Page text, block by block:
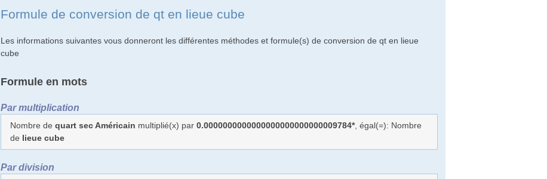
Formule de conversion de qt en lieue cube
Les informations suivantes vous donneront les différentes méthodes et formule(s) de conversion de qt en lieue
cube
Formule en mots
Par multiplication
Nombre dequart sec Américain multiplié(x) par0.0000000000000000000000000009784*, égal(=): Nombre
de lieue cube
Par division